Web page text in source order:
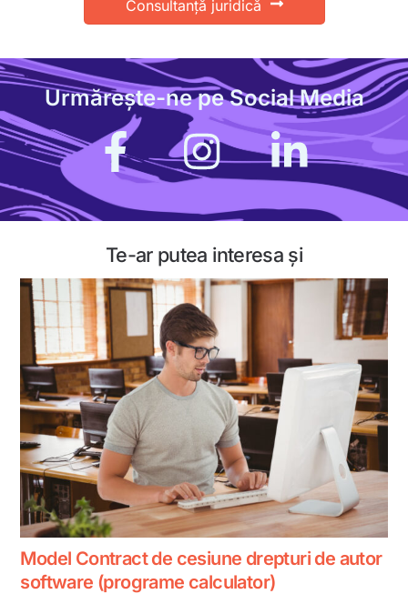
Consultanță juridică
Urmărește-ne pe Social Media
label
Te-ar putea interesa și
Model Contract de cesiune drepturi de autor
software (programe calculator)